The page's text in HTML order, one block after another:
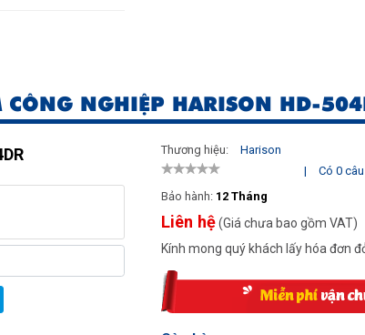
CÔNG NGHIỆP HARISON HD-
Thương hiệu:
Harison
|
Có 0
Bảo hành: 12 Tháng
Liên hệ(Giá chưa bao gồm VAT)
Kính mong quý khách lấy hóa đơn